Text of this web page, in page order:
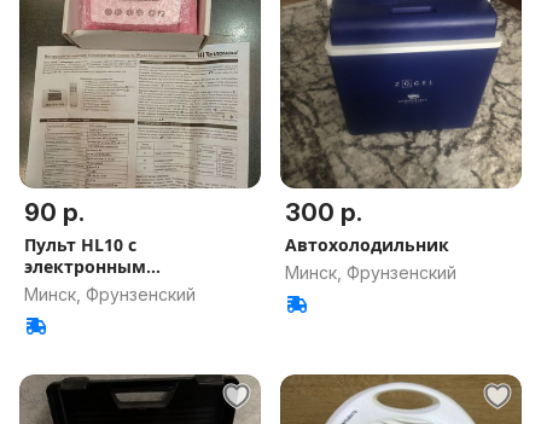
90 р.
Пульт HL10 с
электронным
термостатом тепломаш
Минск, Фрунзенский
300 р.
Автохолодильник
Минск, Фрунзенский